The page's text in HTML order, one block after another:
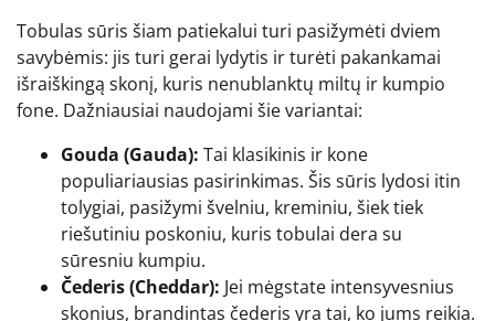
Tobulas sūris šiam patiekalui turi pasižymėti dviem
savybėmis: jis turi gerai lydytis ir turėti pakankamai
išraiškingą skonį, kuris nenublanktų miltų ir kumpio
fone. Dažniausiai naudojami šie variantai:
Gouda (Gauda): Tai klasikinis ir kone
populiariausias pasirinkimas. Šis sūris lydosi itin
tolygiai, pasižymi švelniu, kreminiu, šiek tiek
riešutiniu poskoniu, kuris tobulai dera su
sūresniu kumpiu.
Čederis (Cheddar): Jei mėgstate intensyvesnius
skonius, brandintas čederis yra tai, ko jums reikia.